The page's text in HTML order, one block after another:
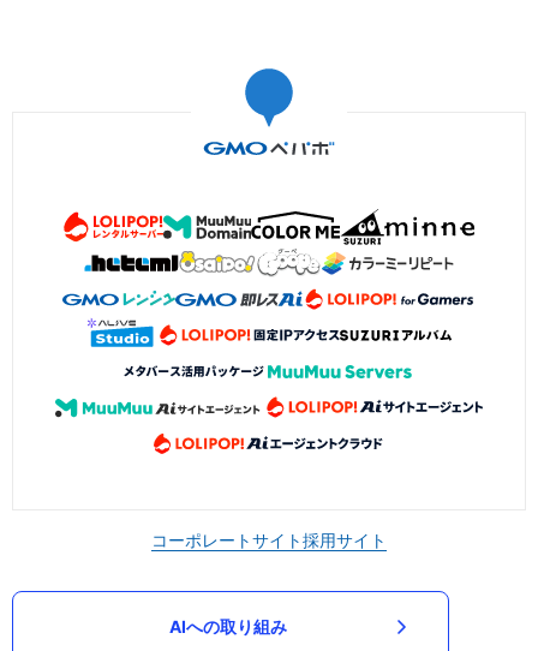
コーポレートサイト採用サイト
AIへの取り組み